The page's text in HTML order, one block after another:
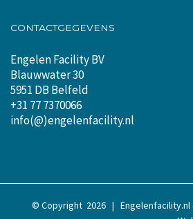
CONTACTGEGEVENS
Engelen Facility BV
Blauwwater 30
5951 DB Belfeld
+31 77 7370066
info(@)engelenfacility.nl
© Copyright 2026 | Engelenfacility.nl